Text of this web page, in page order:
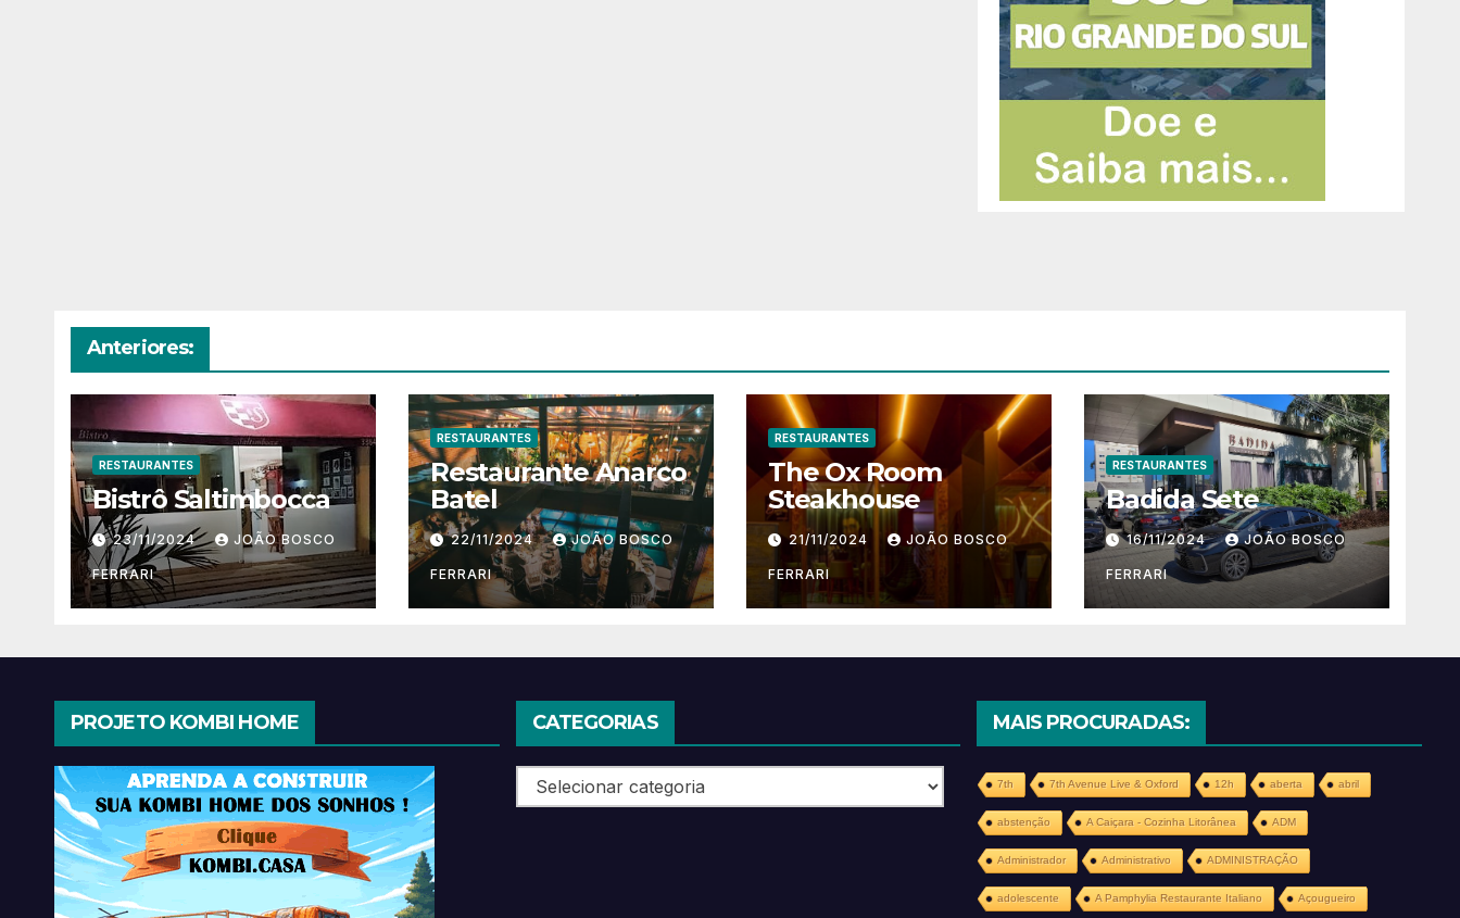
Anteriores:
RESTAURANTES
Bistrô Saltimbocca
23/11/2024 JOÃO BOSCO
FERRARI
RESTAURANTES
Restaurante Anarco
Batel
22/11/2024 JOÃO BOSCO
FERRARI
RESTAURANTES
The Ox Room
Steakhouse
21/11/2024 JOÃO BOSCO
FERRARI
RESTAURANTES
Badida Sete
16/11/2024 JOÃO BOSCO
FERRARI
PROJETO KOMBI HOME CATEGORIAS
Categorias
MAIS PROCURADAS:
7th 7th Avenue Live & Oxford 12h aberta abril
abstenção A Caiçara - Cozinha Litorânea ADM
Administrador Administrativo ADMINISTRAÇÃO
adolescente A Pamphylia Restaurante Italiano Açougueiro